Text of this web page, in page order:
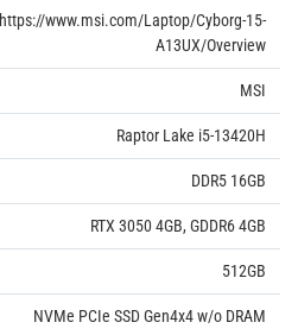
https://www.msi.com/Laptop/Cyborg-15-
A13UX/Overview
MSI
Raptor Lake i5-13420H
DDR5 16GB
RTX 3050 4GB, GDDR6 4GB
512GB
NVMe PCIe SSD Gen4x4 w/o DRAM